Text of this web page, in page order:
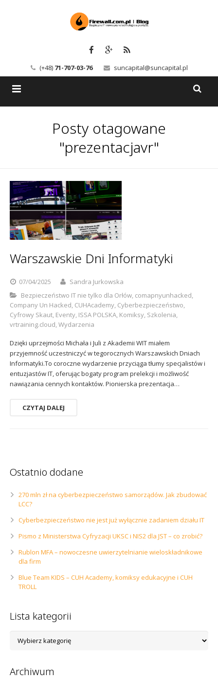
(+48) 71-707-03-76 suncapital@suncapital.pl
Kerio
Serwery pocztowe
Sophos
Szkolenia
Kontakt
Polityka prywatności
Posty otagowane
"prezentacjavr"
Warszawskie Dni Informatyki
07/04/2025
Sandra Jurkowska
Bezpieczeństwo IT nie tylko dla Orłów, comapnyunhacked,
Company Un Hacked, CUHAcademy, Cyberbezpieczeństwo,
Cyfrowy Skaut, Eventy, ISSA POLSKA, Komiksy, Szkolenia,
vrtraining.cloud,Wydarzenia
Dzięki uprzejmości Michała i Juli z Akademii WIT miałem
przyjemność uczestniczyć w tegorocznych Warszawskich Dniach
Informatyki.To coroczne wydarzenie przyciąga tłumy specjalistów i
entuzjastów IT, oferując bogaty program prelekcji i możliwość
nawiązania cennych kontaktów. Pionierska prezentacja…
CZYTAJ DALEJ
Ostatnio dodane
270 mln zł na cyberbezpieczeństwo samorządów. Jak zbudować
LCC?
Cyberbezpieczeństwo nie jest już wyłącznie zadaniem działu IT
Pismo z Ministerstwa Cyfryzacji UKSC i NIS2 dla JST – co zrobić?
Rublon MFA – nowoczesne uwierzytelnianie wieloskładnikowe
dla firm
Blue Team KIDS – CUH Academy, komiksy edukacyjne i CUH
TROLL
Lista kategorii
kategorii
Archiwum